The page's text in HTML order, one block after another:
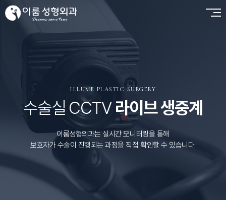
ILLUME PLASTIC SURGERY
수술실 CCTV 라이브 생중계
이룸성형외과는 실시간 모니터링을 통해
보호자가 수술이 진행되는 과정을 직접 확인할 수 있습니다.